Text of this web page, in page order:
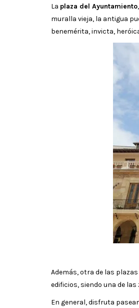
La plaza del Ayuntamiento
muralla vieja, la antigua
benemérita, invicta,
Además, otra de las
edificios, siendo una de
En general, disfruta